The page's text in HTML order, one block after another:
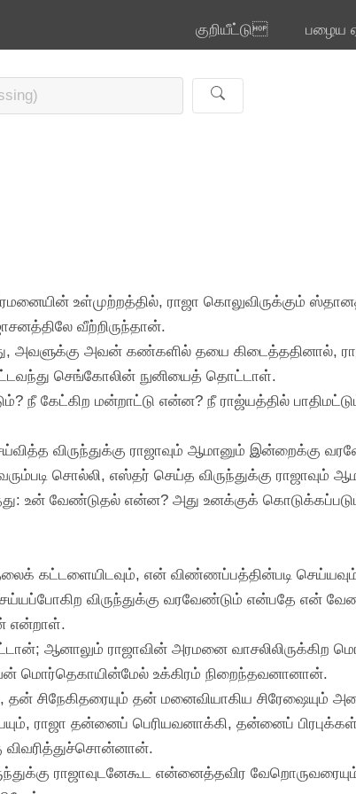
குறியீட்டு பழைய
உள்முற்றத்தில், ராஜா கொலுவிருக்கும்
வீற்றிருந்தான்.
அவளுக்கு அவன் கண்களில் தயை கிடைத்ததினால்,
செங்கோலின் நுனியைத் தொட்டாள்.
கேட்கிற மன்றாட்டு என்ன? நீ ராஜ்யத்தில்
விருந்துக்கு ராஜாவும் ஆமானும் இன்றைக்கு
சொல்லி, எஸ்தர் செய்த விருந்துக்கு ராஜாவும்
உன் வேண்டுதல் என்ன? அது உனக்குக்
கட்டளையிடவும், என் விண்ணப்பத்தின்படி செய்யவும்,
விருந்துக்கு வரவேண்டும் என்பதே என்
என்றாள்.
ஆனாலும் ராஜாவின் அரமனை வாசலிலிருக்கிற
மொர்தெகாயின்மேல் உக்கிரம் நிறைந்தவனானான்.
சிநேகிதரையும் தன் மனைவியாகிய சிரேஷையும்
ராஜா தன்னைப் பெரியவனாக்கி, தன்னைப்
விவரித்துச்சொன்னான்.
ராஜாவுடனேகூட என்னைத்தவிர